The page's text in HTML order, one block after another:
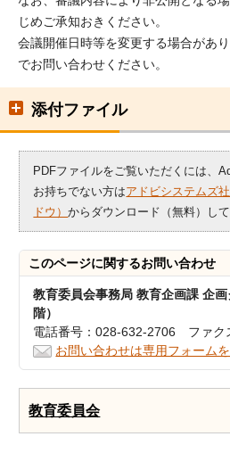
じめご承知おきください。
会議開催日時等を変更する場合があ
でお問い合わせください。
添付ファイル
PDFファイルをご覧いただくには、
お持ちでない方はアドビシステムズ
ドウ）からダウンロード（無料）して
このページに関するお問い合わせ
教育委員会事務局 教育企画課 企
階）
電話番号：028-632-2706 ファク
お問い合わせは専用フォーム
教育委員会